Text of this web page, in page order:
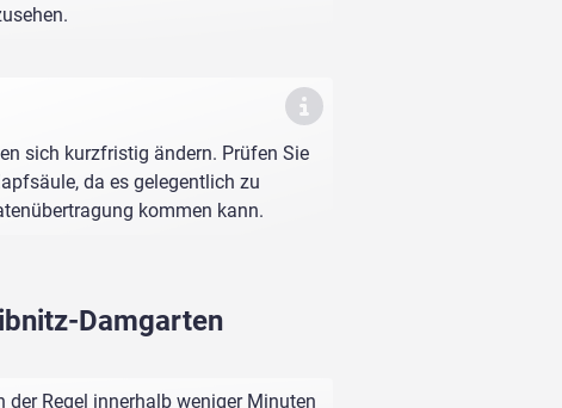
sich kurzfristig ändern. Prüfen Sie
da es gelegentlich zu
kommen kann.
Damgarten
Regel innerhalb weniger Minuten